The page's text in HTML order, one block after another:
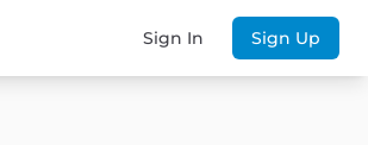
Sign In Sign Up